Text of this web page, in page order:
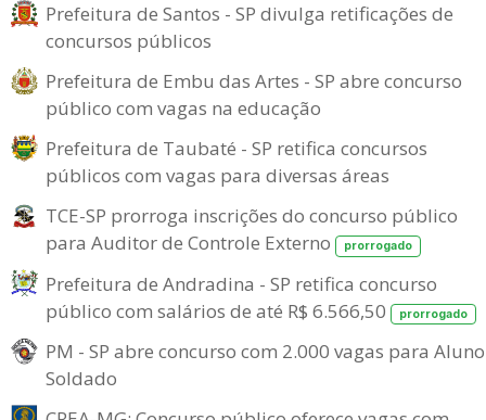
Prefeitura de Santos - SP divulga retificações de
concursos públicos
Prefeitura de Embu das Artes - SP abre concurso
público com vagas na educação
Prefeitura de Taubaté - SP retifica concursos
públicos com vagas para diversas áreas
TCE-SP prorroga inscrições do concurso público
para Auditor de Controle Externo
prorrogado
Prefeitura de Andradina - SP retifica concurso
público com salários de até R$ 6.566,50
prorrogado
PM - SP abre concurso com 2.000 vagas para
Soldado